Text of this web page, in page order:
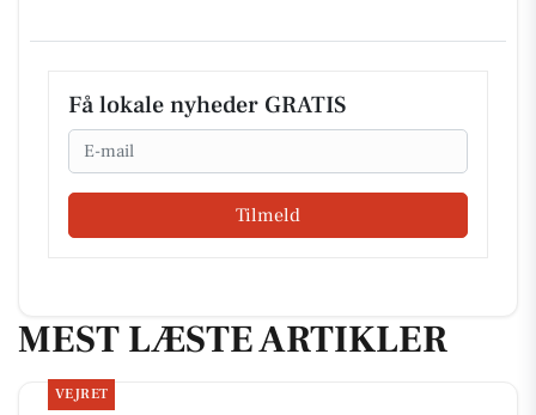
Få lokale nyheder GRATIS
Email
Tilmeld
MEST LÆSTE ARTIKLER
VEJRET